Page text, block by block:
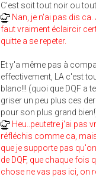
C'est soit tout noir ou
Nan, je n'ai pas dis ca.
faut vraiment éclaircir
quitte a se repeter.
Et y'a même pas à
effectivement, LA c'est
blanc!!! (quoi que DQF a
griser un peu plus ces
pour son plus grand
Heu..peutetre j'ai pas
réfléchis comme ca,
que je supporte pas
de DQF, que chaque fois
chose ne vas pas ici, on